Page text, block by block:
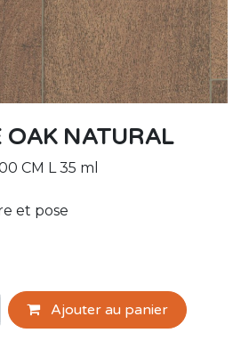
OAK NATURAL
CM L 35 ml
et pose
Ajouter au panier